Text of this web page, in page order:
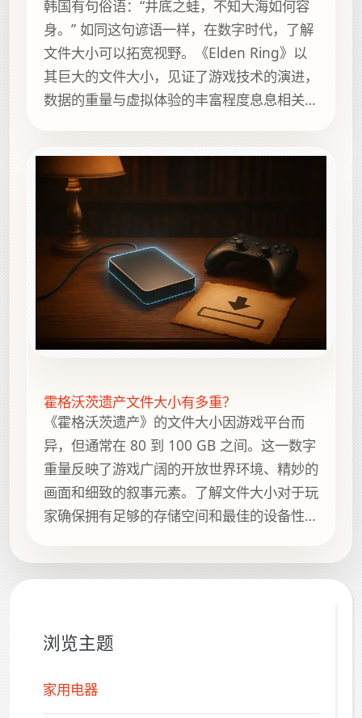
韩国有句俗语：“井底之蛙，不知大海如何容
身。” 如同这句谚语一样，在数字时代，了解
文件大小可以拓宽视野。《Elden Ring》以
其巨大的文件大小，见证了游戏技术的演进，
数据的重量与虚拟体验的丰富程度息息相关。
玩家规划存储需求至关重要，确保玩家在“异
世界之旅”中拥...
霍格沃茨遗产文件大小有多重？
《霍格沃茨遗产》的文件大小因游戏平台而
异，但通常在 80 到 100 GB 之间。这一数字
重量反映了游戏广阔的开放世界环境、精妙的
画面和细致的叙事元素。了解文件大小对于玩
家确保拥有足够的存储空间和最佳的设备性能
浏览主题
家用电器